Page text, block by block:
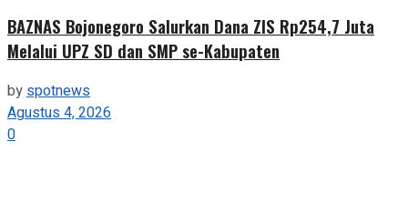
BAZNAS Bojonegoro Salurkan Dana ZIS Rp254,7 Juta
Melalui UPZ SD dan SMP se-Kabupaten
byspotnews
Agustus 4, 2026
0